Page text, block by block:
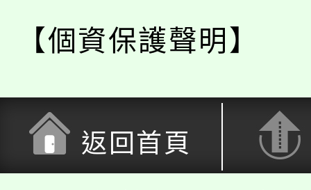
【個資保護聲明】
返回首頁